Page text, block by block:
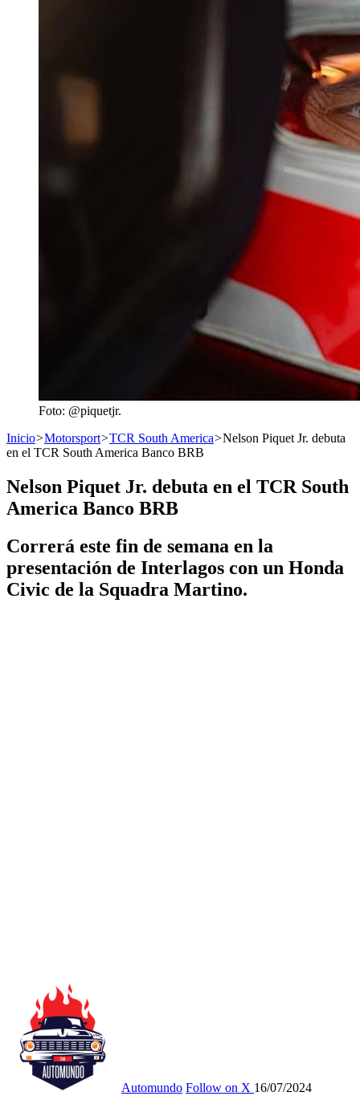
Foto: @piquetjr.
Inicio>Motorsport>TCR South America>Nelson Piquet Jr. debuta
en el TCR South America Banco BRB
Nelson Piquet Jr. debuta en el TCR South
America Banco BRB
Correrá este fin de semana en la
presentación de Interlagos con un Honda
Civic de la Squadra Martino.
Automundo Follow on X 16/07/2024